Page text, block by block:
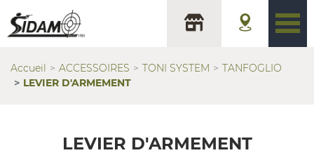
Accueil ACCESSOIRES TONI SYSTEM
TANFOGLIO
LEVIER D'ARMEMENT
LEVIER D'ARMEMENT